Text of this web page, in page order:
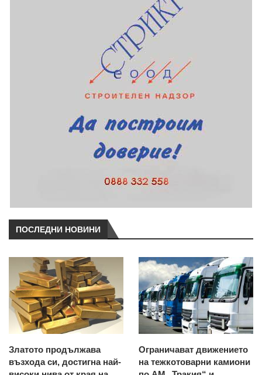
ПОСЛЕДНИ НОВИНИ
Златото продължава
възхода си, достигна най-
Ограничават движението
на тежкотоварни камиони